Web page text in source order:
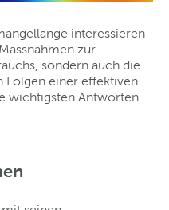
interessieren
zur
sondern auch die
Folgen einer effektiven
wichtigsten Antworten